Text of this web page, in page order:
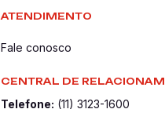
ATENDIMENTO
Fale conosco
CENTRAL DE
Telefone: (11) 3123-1600